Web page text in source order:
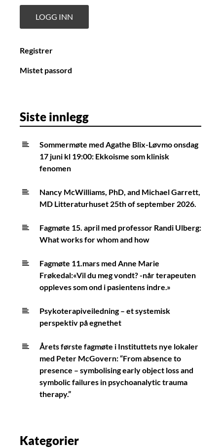
Registrer
Mistet passord
Siste innlegg
Sommermøte med Agathe Blix-Løvmo onsdag
17 juni kl 19:00: Ekkoisme som klinisk
fenomen
Nancy McWilliams, PhD, and Michael Garrett,
MD Litteraturhuset 25th of september 2026.
Fagmøte 15. april med professor Randi Ulberg:
What works for whom and how
Fagmøte 11.mars med Anne Marie
Frøkedal:«Vil du meg vondt? -når terapeuten
oppleves som ond i pasientens indre.»
Psykoterapiveiledning – et systemisk
perspektiv på egnethet
Årets første fagmøte i Instituttets nye lokaler
med Peter McGovern: “From absence to
presence – symbolising early object loss and
symbolic failures in psychoanalytic trauma
therapy.”
Kategorier